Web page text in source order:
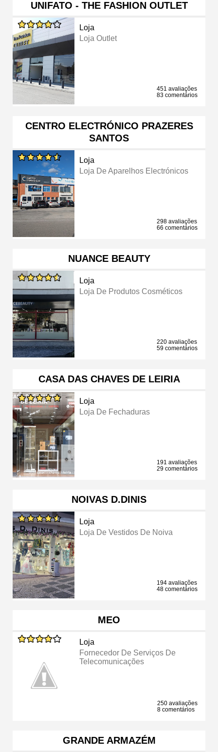
UNIFATO - THE FASHION OUTLET
Loja
Loja Outlet
451 avaliações
83 comentários
CENTRO ELECTRÓNICO PRAZERES
SANTOS
Loja
Loja De Aparelhos Electrónicos
298 avaliações
66 comentários
NUANCE BEAUTY
Loja
Loja De Produtos Cosméticos
220 avaliações
59 comentários
CASA DAS CHAVES DE LEIRIA
Loja
Loja De Fechaduras
191 avaliações
29 comentários
NOIVAS D.DINIS
Loja
Loja De Vestidos De Noiva
194 avaliações
48 comentários
MEO
Loja
Fornecedor De Serviços De
Telecomunicações
250 avaliações
8 comentários
GRANDE ARMAZÉM